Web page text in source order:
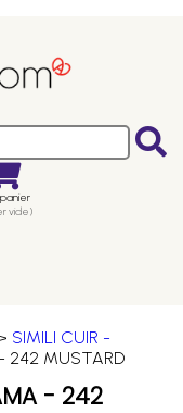
vide)
SIMILI CUIR -
242 MUSTARD
- 242